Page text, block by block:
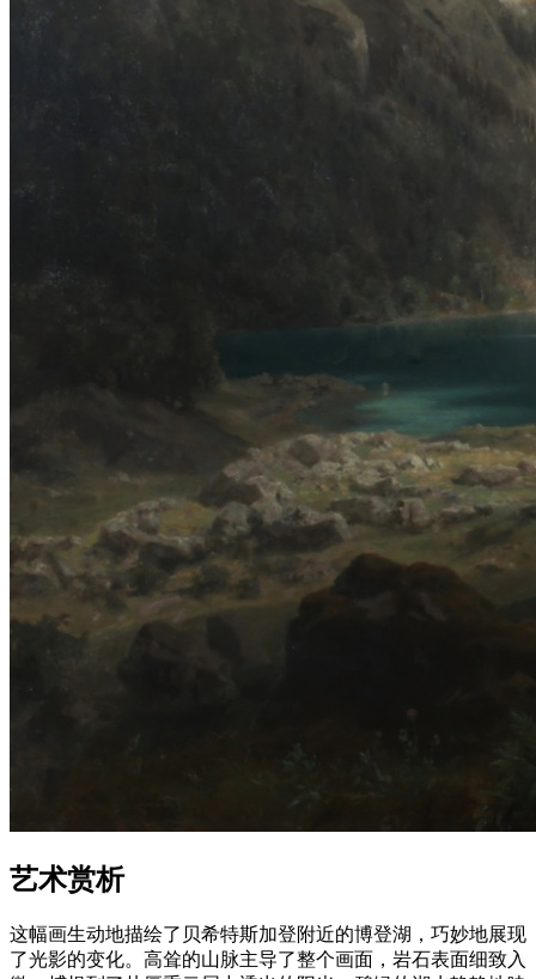
艺术赏析
这幅画生动地描绘了贝希特斯加登附近的博登湖，巧妙地展现
了光影的变化。高耸的山脉主导了整个画面，岩石表面细致入